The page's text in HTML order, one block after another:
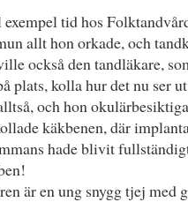
tid hos
allt hon orkade, och
också den tandläkare,
plats, kolla hur det nu ser
och hon
käkbenen, där
hade blivit
är en ung snygg tjej med